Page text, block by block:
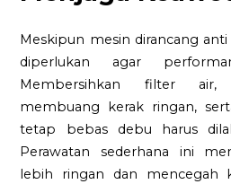
Meskipun mesin dirancang
diperlukan agar
Membersihkan filter air,
membuang kerak ringan,
tetap bebas debu harus
Perawatan sederhana ini
lebih ringan dan mencegah